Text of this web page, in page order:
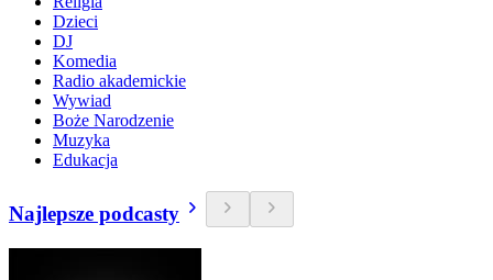
Dzieci
DJ
Komedia
Radio akademickie
Wywiad
Boże Narodzenie
Muzyka
Edukacja
Najlepsze podcasty